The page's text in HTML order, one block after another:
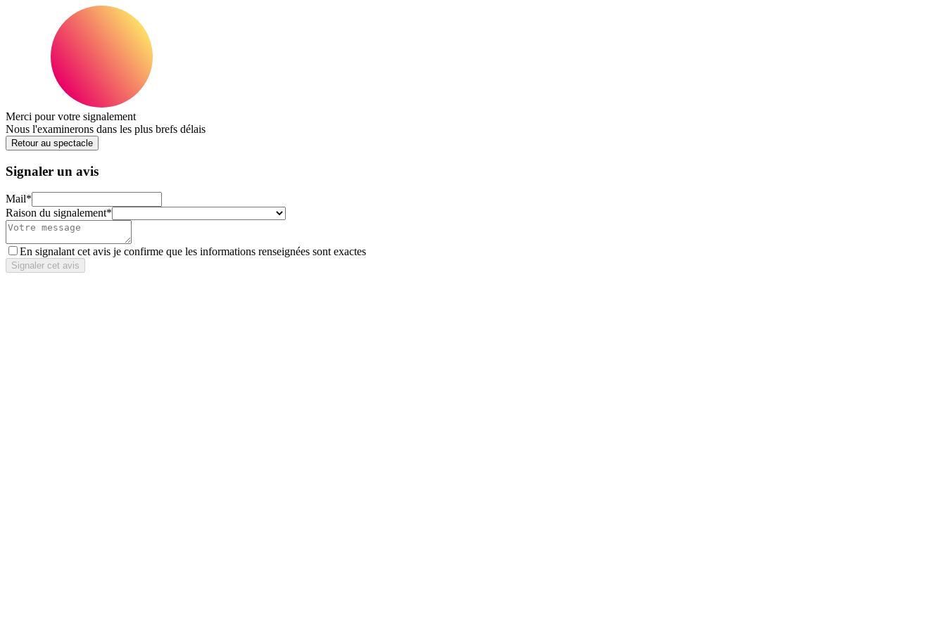
Merci pour votre signalement
Nous l'examinerons dans les plus brefs délais
Retour au spectacle
Signaler un avis
Mail*
Raison du signalement*
En signalant cet avis je confirme que les informations renseignées sont exactes
Signaler cet avis